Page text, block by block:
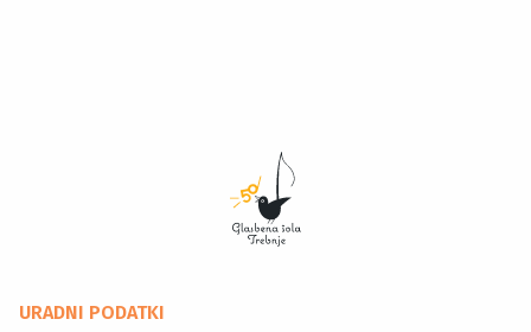
URADNI PODATKI